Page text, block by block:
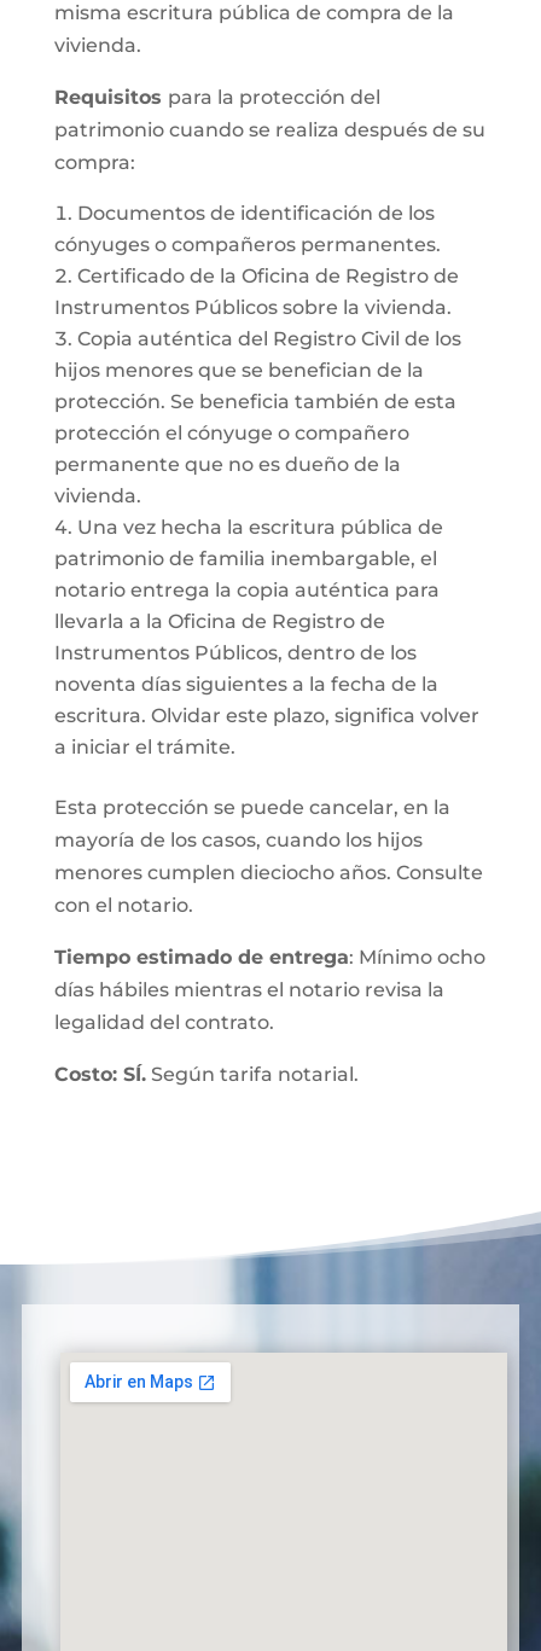
misma escritura pública de compra de la
vivienda.
Requisitos para la protección del
patrimonio cuando se realiza después de su
compra:
Documentos de identificación de los
cónyuges o compañeros permanentes.
Certificado de la Oficina de Registro de
Instrumentos Públicos sobre la vivienda.
Copia auténtica del Registro Civil de los
hijos menores que se benefician de la
protección. Se beneficia también de esta
protección el cónyuge o compañero
permanente que no es dueño de la
vivienda.
Una vez hecha la escritura pública de
patrimonio de familia inembargable, el
notario entrega la copia auténtica para
llevarla a la Oficina de Registro de
Instrumentos Públicos, dentro de los
noventa días siguientes a la fecha de la
escritura. Olvidar este plazo, significa volver
a iniciar el trámite.
Esta protección se puede cancelar, en la
mayoría de los casos, cuando los hijos
menores cumplen dieciocho años. Consulte
con el notario.
Tiempo estimado de entrega: Mínimo ocho
días hábiles mientras el notario revisa la
legalidad del contrato.
Costo: SÍ.Según tarifa notarial.